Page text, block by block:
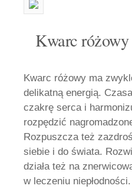
Kwarc różowy
Kwarc różowy ma
delikatną energią.
czakrę serca i
rozpędzić
Rozpuszcza też
siebie i do świata.
działa też na
w leczeniu